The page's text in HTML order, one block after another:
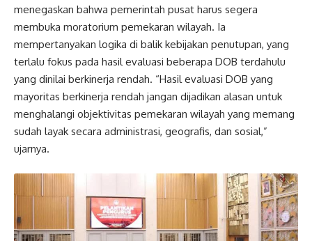
menegaskan bahwa pemerintah pusat harus segera
membuka moratorium pemekaran wilayah. Ia
mempertanyakan logika di balik kebijakan penutupan, yang
terlalu fokus pada hasil evaluasi beberapa DOB terdahulu
yang dinilai berkinerja rendah. “Hasil evaluasi DOB yang
mayoritas berkinerja rendah jangan dijadikan alasan untuk
menghalangi objektivitas pemekaran wilayah yang memang
sudah layak secara administrasi, geografis, dan sosial,”
ujarnya.